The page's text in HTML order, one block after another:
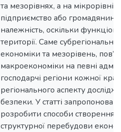
та мезорівнях, а на мікрорівні
підприємство або громадянин
належність, оскільки
території. Cаме
економіки та мезорівень,
макроекономіки на певні
господарчі регіони кожної
регіонального аспекту
безпеки. У статті
розробити способи створення
структурної перебудови